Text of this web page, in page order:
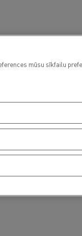
mūsu sīkfailu